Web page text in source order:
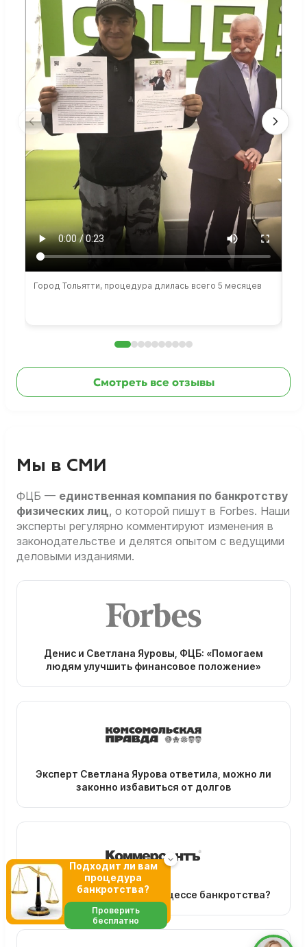
Город Тольятти, процедура длилась всего 5 месяцев
Смотреть все отзывы
Мы в СМИ
ФЦБ — единственная компания по банкротству
физических лиц, о которой пишут в Forbes. Наши
эксперты регулярно комментируют изменения в
законодательстве и делятся опытом с ведущими
деловыми изданиями.
Денис и Светлана Яуровы, ФЦБ: «Помогаем
людям улучшить финансовое положение»
Эксперт Светлана Яурова ответила, можно ли
законно избавиться от долгов
Зачем нужен юрист в процессе банкротства?
Подходит ли вам
процедура
банкротства?
Проверить
бесплатно